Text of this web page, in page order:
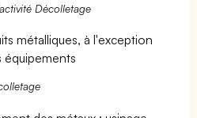
Décolletage
métalliques, à l'exception
équipements